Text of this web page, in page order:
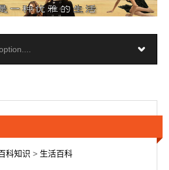
科知识 > 生活百科